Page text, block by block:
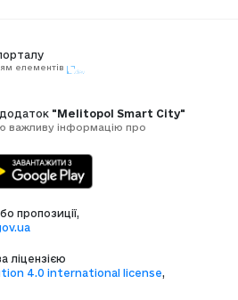
елементів
"Melitopol Smart City"
важливу інформацію про
пропозиції,
ліцензією
4.0 international license,